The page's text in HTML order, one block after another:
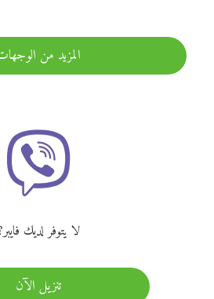
المزيد من
لا يتوفر لديك
تنزيل الآن